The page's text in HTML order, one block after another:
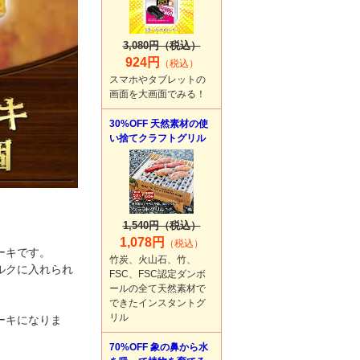
です。
クに入れられ
キになりま
3,080円（税込）
924円
（税込）
スマホやタブレットの
画面を大画面でみる！
30%OFF 天然素材の使
い捨てクラフトグリル
1,540円（税込）
1,078円
（税込）
竹炭、火山石、竹、
FSC、FSC認定ダンボ
ールの全て天然素材で
できたインスタントグ
リル
70%OFF 象の鼻から水